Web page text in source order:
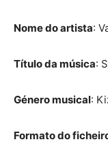
Nome do artista:
Título da música:
Género musical:
Formato do